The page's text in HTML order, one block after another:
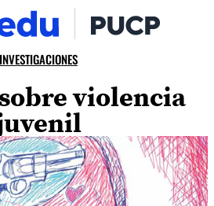
INVESTIGACIONES
violencia